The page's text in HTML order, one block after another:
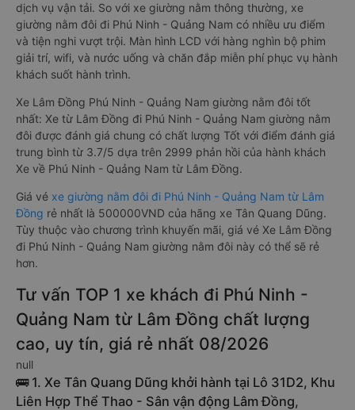
dịch vụ vận tải. So với xe giường nằm thông thường, xe
giường nằm đôi đi Phú Ninh - Quảng Nam có nhiều ưu điểm
và tiện nghi vượt trội. Màn hình LCD với hàng nghìn bộ phim
giải trí, wifi, và nước uống và chăn đắp miễn phí phục vụ hành
khách suốt hành trình.
Xe Lâm Đồng Phú Ninh - Quảng Nam giường nằm đôi tốt
nhất: Xe từ Lâm Đồng đi Phú Ninh - Quảng Nam giường nằm
đôi được đánh giá chung có chất lượng Tốt với điểm đánh giá
trung bình từ 3.7/5 dựa trên 2999 phản hồi của hành khách
Xe về Phú Ninh - Quảng Nam từ Lâm Đồng.
Giá vé xe giường nằm đôi đi Phú Ninh - Quảng Nam từ Lâm
Đồng rẻ nhất là 500000VND của hãng xe Tân Quang Dũng.
Tùy thuộc vào chương trình khuyến mãi, giá vé Xe Lâm Đồng
đi Phú Ninh - Quảng Nam giường nằm đôi này có thể sẽ rẻ
hơn.
Tư vấn TOP 1 xe khách đi Phú Ninh -
Quảng Nam từ Lâm Đồng chất lượng
cao, uy tín, giá rẻ nhất 08/2026
null
🚌 1. Xe Tân Quang Dũng khởi hành tại Lô 31D2, Khu
Liên Hợp Thể Thao - Sân vận động Lâm Đồng,